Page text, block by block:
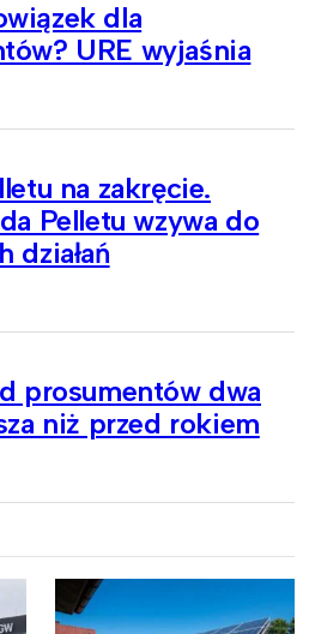
dla
URE wyjaśnia
na zakręcie.
Pelletu wzywa do
działań
prosumentów dwa
niż przed rokiem